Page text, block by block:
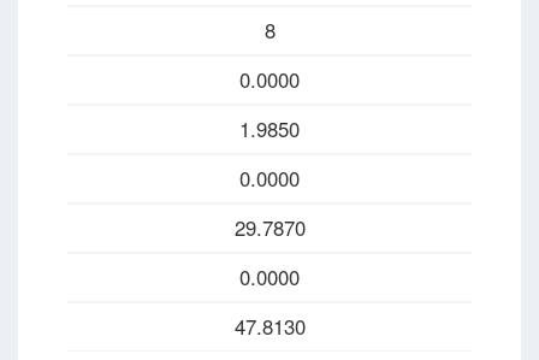
8
0.0000
1.9850
0.0000
29.7870
0.0000
47.8130